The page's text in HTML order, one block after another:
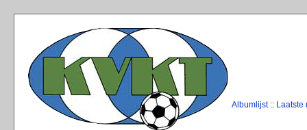
Albumlijst:: Laatste